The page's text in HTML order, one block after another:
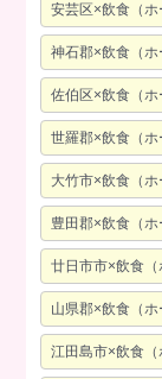
安芸区×飲食（
神石郡×飲食（
佐伯区×飲食（
世羅郡×飲食（
大竹市×飲食（
豊田郡×飲食（
廿日市市×飲食
山県郡×飲食（
江田島市×飲食